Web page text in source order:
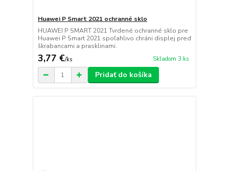
Huawei P Smart 2021 ochranné sklo
HUAWEI P SMART 2021 Tvrdené ochranné sklo pre
Huawei P Smart 2021 spoľahlivo chráni displej pred
škrabancami a prasklinami.
3,77 €/ks Skladom 3 ks
Pridať do košíka